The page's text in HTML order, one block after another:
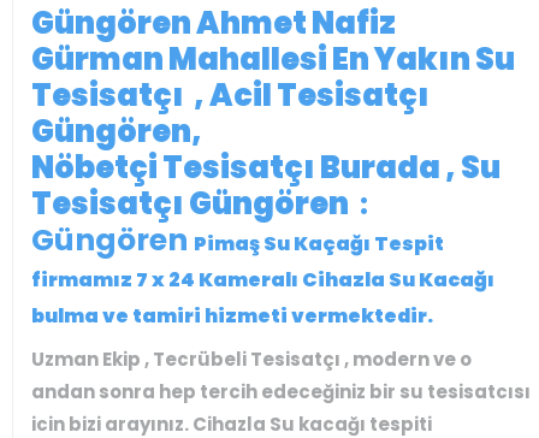
Güngören Ahmet Nafiz
Gürman Mahallesi En Yakın Su
Tesisatçı , Acil Tesisatçı
Güngören,
Nöbetçi Tesisatçı Burada , Su
Tesisatçı Güngören :
Güngören Pimaş Su Kaçağı Tespit
firmamız 7 x 24 Kameralı Cihazla Su Kacağı
bulma ve tamiri hizmeti vermektedir.
Uzman Ekip , Tecrübeli Tesisatçı , modern ve o
andan sonra hep tercih edeceğiniz bir su tesisatcısı
icin bizi arayınız. Cihazla Su kacağı tespiti